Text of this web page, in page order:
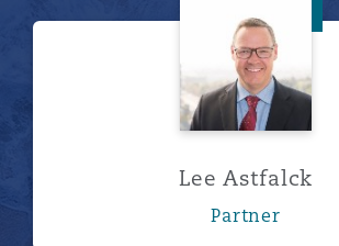
Lee Astfalck
Lee Astfalck
Partner